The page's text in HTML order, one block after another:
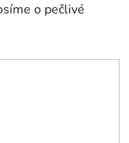
o pečlivé